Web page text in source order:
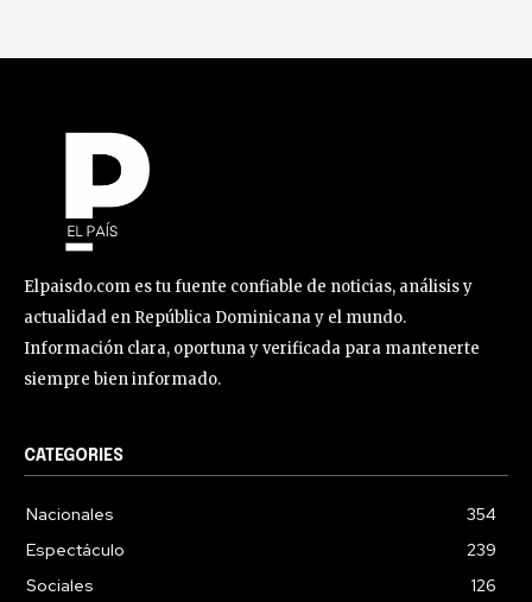
Elpaisdo.com es tu fuente confiable de noticias, análisis y
actualidad en República Dominicana y el mundo.
Información clara, oportuna y verificada para mantenerte
siempre bien informado.
CATEGORIES
Nacionales
354
Espectáculo
239
Sociales
126